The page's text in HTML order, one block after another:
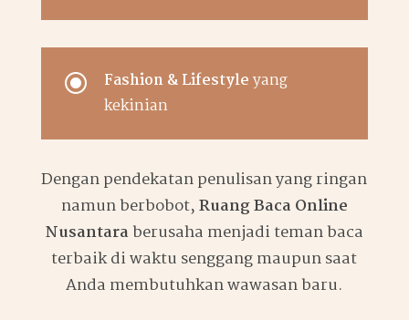
\ Fashion & Lifestyleyang
kekinian
Dengan pendekatan penulisan yang ringan
namun berbobot,Ruang Baca Online
Nusantaraberusaha menjadi teman baca
terbaik di waktu senggang maupun saat
Anda membutuhkan wawasan baru.